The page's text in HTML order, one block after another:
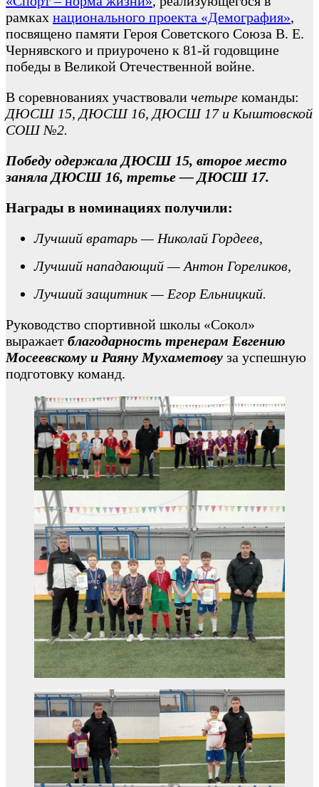
рамках национального проекта «Демография»,
посвящено памяти Героя Советского Союза В. Е.
Чернявского и приурочено к 81-й годовщине
победы в Великой Отечественной войне.
В соревнованиях участвовали четыре команды:
ДЮСШ 15, ДЮСШ 16, ДЮСШ 17 и Кыштовской
СОШ №2.
Победу одержала ДЮСШ 15, второе место
заняла ДЮСШ 16, третье — ДЮСШ 17.
Награды в номинациях получили:
Лучший вратарь — Николай Гордеев,
Лучший нападающий — Антон Гореликов,
Лучший защитник — Егор Ельницкий.
Руководство спортивной школы «Сокол»
выражает благодарность тренерам Евгению
Мосеевскому и Раяну Мухаметову за успешную
подготовку команд.